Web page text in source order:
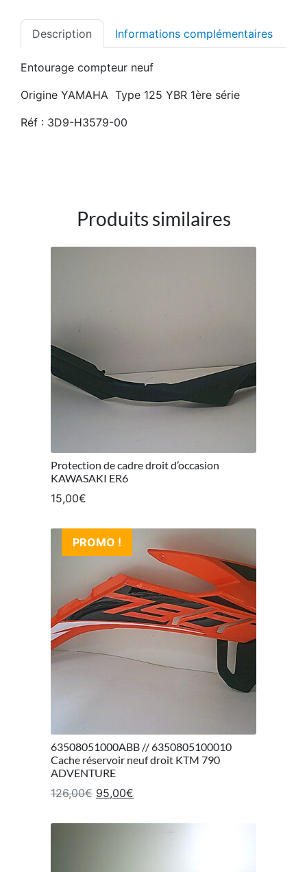
Description Informations complémentaires
Entourage compteur neuf
Origine YAMAHA Type 125 YBR 1ère série
Réf : 3D9-H3579-00
Produits similaires
Protection de cadre droit d’occasion
KAWASAKI ER6
15,00€
PROMO !
63508051000ABB // 6350805100010
Cache réservoir neuf droit KTM 790
ADVENTURE
126,00€ Le prix initial était : 126,00€.
95,00€